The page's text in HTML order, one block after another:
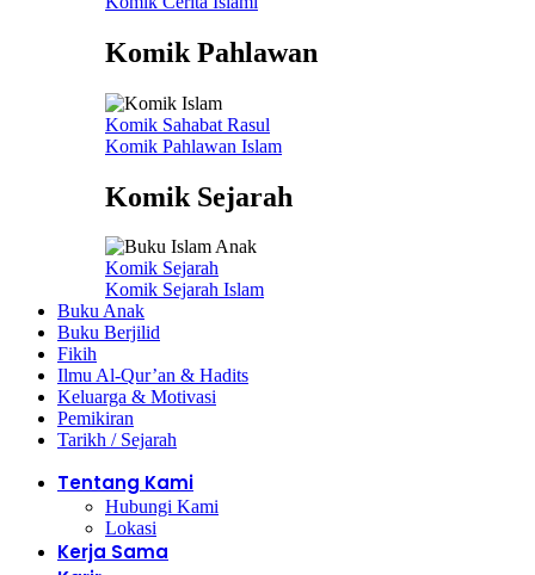
Komik Pahlawan
Komik Sahabat Rasul
Komik Pahlawan Islam
Komik Sejarah
Komik Sejarah
Komik Sejarah Islam
Buku Anak
Buku Berjilid
Fikih
Ilmu Al-Qur’an & Hadits
Keluarga & Motivasi
Pemikiran
Tarikh / Sejarah
Tentang Kami
Hubungi Kami
Lokasi
Kerja Sama